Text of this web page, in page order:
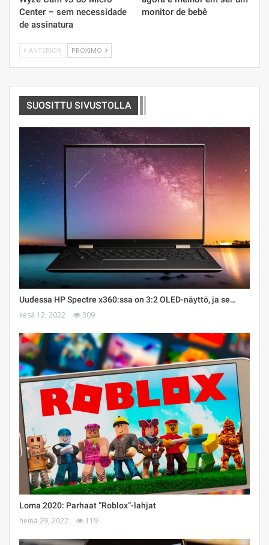
Center – sem necessidade
de assinatura
monitor de bebê
ANTERIOR PRÓXIMO
SUOSITTU SIVUSTOLLA
Uudessa HP Spectre x360:ssa on 3:2 OLED-näyttö, ja se…
kesä 12, 2022 309
Loma 2020: Parhaat ”Roblox”-lahjat
heinä 29, 2022 119